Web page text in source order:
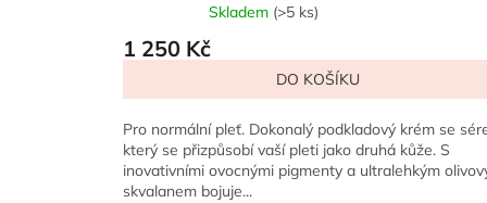
Průměrné
hodnocení
produktu
5,0
z
5
hvězdiček.
Skladem (>5 ks)
1 250 Kč
DO KOŠÍKU
Pro normální pleť. Dokonalý podkladový krém se
který se přizpůsobí vaší pleti jako druhá kůže. S
inovativními ovocnými pigmenty a ultralehkým
skvalanem bojuje...